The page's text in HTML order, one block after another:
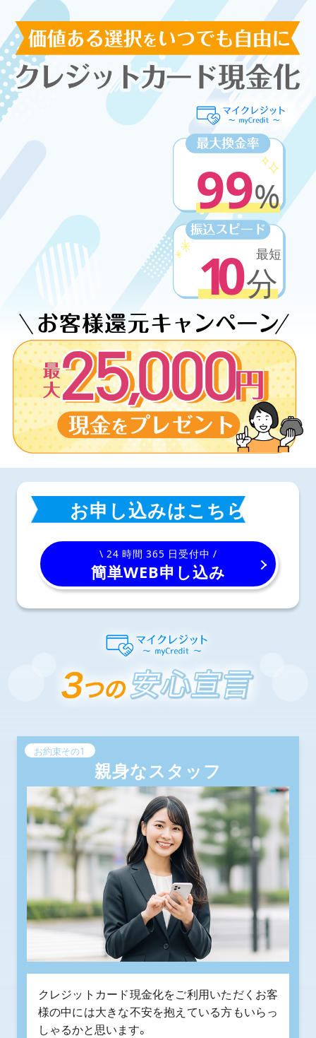
99%
10 分
最短
お申し込みはこちら
\ 24 時間 365 日受付中 /
簡単WEB申し込み
お約束その1
親身なスタッフ
クレジットカード現金化をご利用いただくお客
様の中には大きな不安を抱えている方もいらっ
しゃるかと思います。